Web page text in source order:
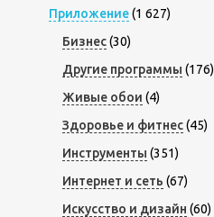
Приложение(1 627)
Бизнес(30)
Другие программы (176)
Живые обои (4)
Здоровье и фитнес(45)
Инструменты (351)
Интернет и сеть (67)
Искусство и дизайн (60)